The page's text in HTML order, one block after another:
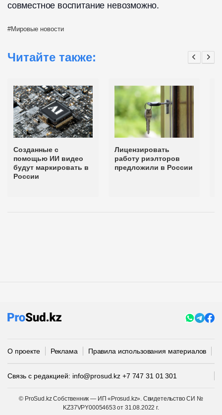
совместное воспитание невозможно.
Мировые новости
Читайте также:
Созданные с
помощью ИИ видео
будут маркировать в
России
Лицензировать
работу риэлторов
предложили в России
О проекте Реклама Правила использования материалов
Связь с редакцией: info@prosud.kz +7 747 31 01 301
© ProSud.kz Собственник — ИП «Prosud.kz». Свидетельство СИ №
KZ37VPY00054653 от 31.08.2022 г.